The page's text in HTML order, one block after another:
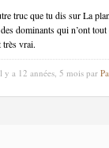
truc que tu dis sur La
dominants qui n’ont
très vrai.
y a 12 années, 5 mois par